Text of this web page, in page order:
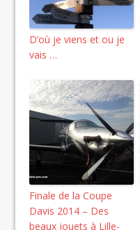
D’où je viens et ou je
vais …
Finale de la Coupe
Davis 2014 – Des
beaux jouets à Lille-